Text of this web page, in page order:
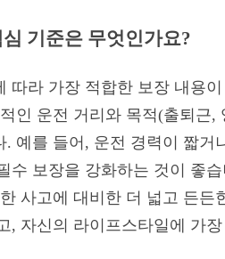
기준은 무엇인가요?
따라 가장 적합한 보장 내용
인 운전 거리와 목적(출퇴근
예를 들어, 운전 경력이 짧거
수 보장을 강화하는 것이 좋
사고에 대비한 더 넓고 든든
, 자신의 라이프스타일에 가